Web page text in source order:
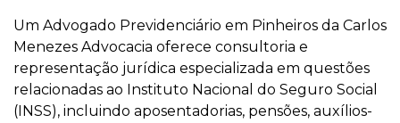
Um Advogado Previdenciário em Pinheiros da Carlos
Menezes Advocacia oferece consultoria e
representação jurídica especializada em questões
relacionadas ao Instituto Nacional do Seguro Social
(INSS), incluindo aposentadorias, pensões, auxílios-